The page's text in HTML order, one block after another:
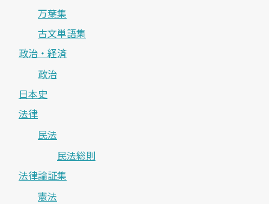
万葉集
古文単語集
政治・経済
政治
日本史
法律
民法
民法総則
法律論証集
憲法